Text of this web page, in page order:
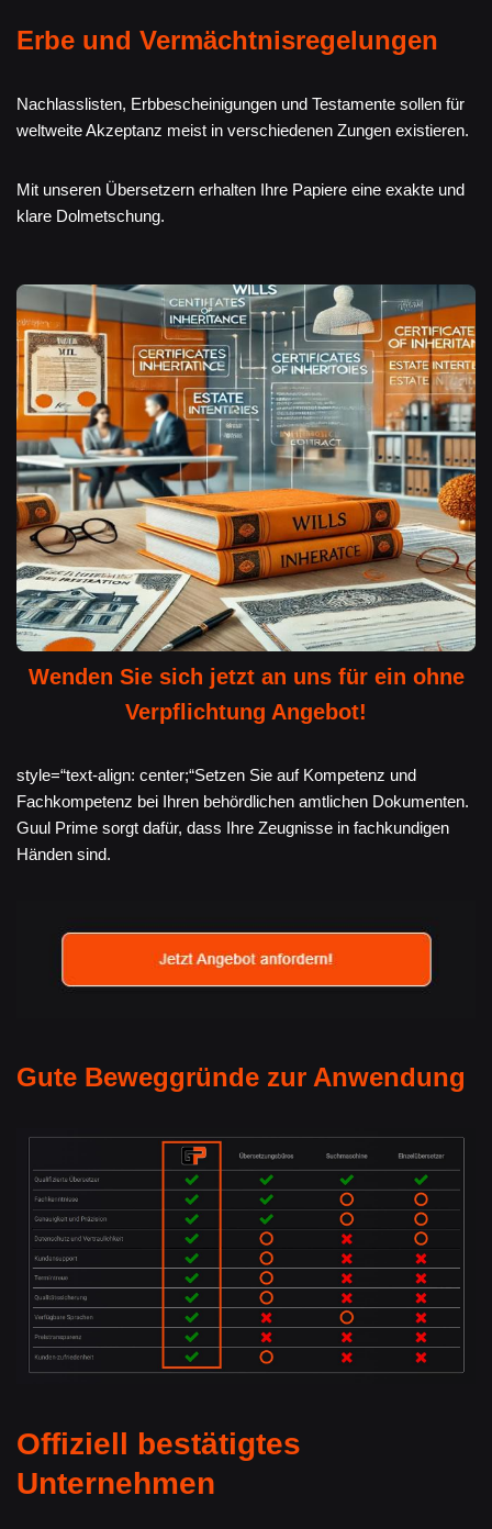
Erbe und Vermächtnisregelungen
Nachlasslisten, Erbbescheinigungen und Testamente sollen für
weltweite Akzeptanz meist in verschiedenen Zungen existieren.
Mit unseren Übersetzern erhalten Ihre Papiere eine exakte und
klare Dolmetschung.
Wenden Sie sich jetzt an uns für ein ohne
Verpflichtung Angebot!
style=“text-align: center;“Setzen Sie auf Kompetenz und
Fachkompetenz bei Ihren behördlichen amtlichen Dokumenten.
Guul Prime sorgt dafür, dass Ihre Zeugnisse in fachkundigen
Händen sind.
Gute Beweggründe zur Anwendung
Offiziell bestätigtes
Unternehmen